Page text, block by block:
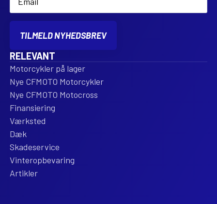
TILMELD NYHEDSBREV
RELEVANT
Motorcykler på lager
Nye CFMOTO Motorcykler
Nye CFMOTO Motocross
Finansiering
Værksted
Dæk
Skadeservice
Vinteropbevaring
Artikler